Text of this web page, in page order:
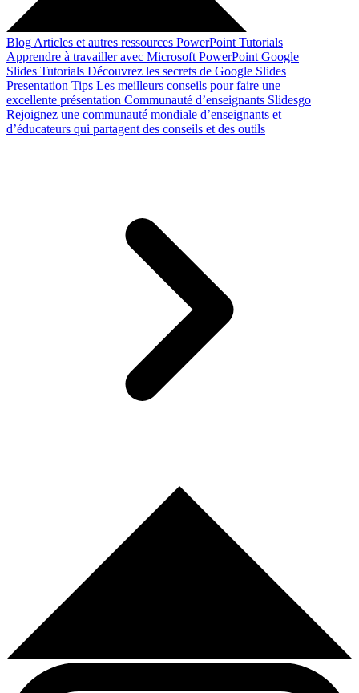
Blog Articles et autres ressources PowerPoint Tutorials
Apprendre à travailler avec Microsoft PowerPoint Google
Slides Tutorials Découvrez les secrets de Google Slides
Presentation Tips Les meilleurs conseils pour faire une
excellente présentation Communauté d’enseignants Slidesgo
Rejoignez une communauté mondiale d’enseignants et
d’éducateurs qui partagent des conseils et des outils